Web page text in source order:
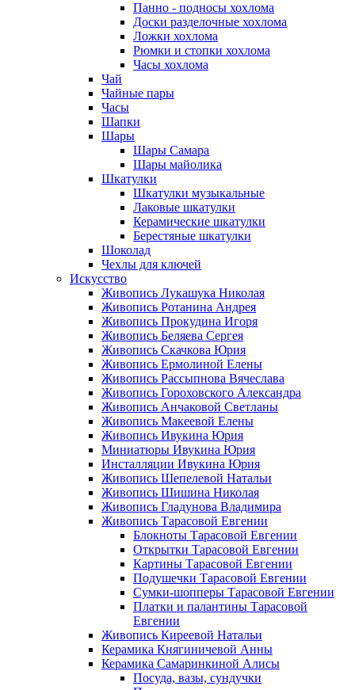
Панно - подносы хохлома
Доски разделочные хохлома
Ложки хохлома
Рюмки и стопки хохлома
Часы хохлома
Чай
Чайные пары
Часы
Шапки
Шары
Шары Самара
Шары майолика
Шкатулки
Шкатулки музыкальные
Лаковые шкатулки
Керамические шкатулки
Берестяные шкатулки
Шоколад
Чехлы для ключей
Искусство
Живопись Лукашука Николая
Живопись Ротанина Андрея
Живопись Прокудина Игоря
Живопись Беляева Сергея
Живопись Скачкова Юрия
Живопись Ермолиной Елены
Живопись Рассыпнова Вячеслава
Живопись Гороховского Александра
Живопись Анчаковой Светланы
Живопись Макеевой Елены
Живопись Ивукина Юрия
Миниатюры Ивукина Юрия
Инсталляции Ивукина Юрия
Живопись Шепелевой Натальи
Живопись Шишина Николая
Живопись Гладунова Владимира
Живопись Тарасовой Евгении
Блокноты Тарасовой Евгении
Открытки Тарасовой Евгении
Картины Тарасовой Евгении
Подушечки Тарасовой Евгении
Сумки-шопперы Тарасовой Евгении
Платки и палантины Тарасовой
Евгении
Живопись Киреевой Натальи
Керамика Княгиничевой Анны
Керамика Самаринкиной Алисы
Посуда, вазы, сундучки